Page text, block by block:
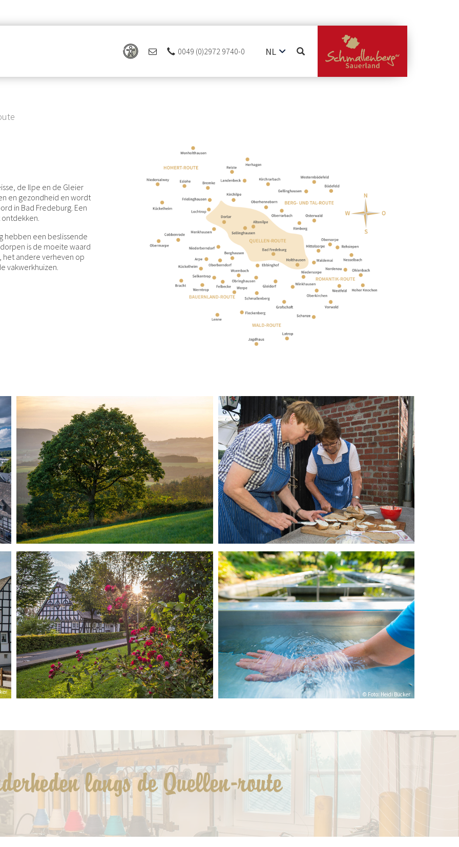
0049 (0)2972 9740-0
NL
EN
Eslohe
de Ilpe en de Gleier
en gezondheid en wordt
in Bad Fredeburg. Een
hebben een beslissende
is de moeite waard
het andere verheven op
vakwerkhuizen.
© Foto: Heidi Bücker
langs de Quellen-route